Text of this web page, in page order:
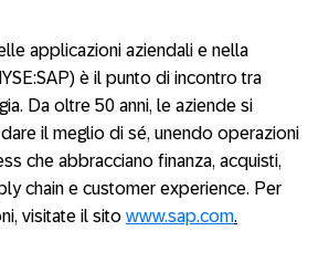
applicazioni aziendali e nella
è il punto di incontro tra
Da oltre 50 anni, le aziende si
il meglio di sé, unendo operazioni
che abbracciano finanza, acquisti,
chain e customer experience. Per
visitate il sito www.sap.com.